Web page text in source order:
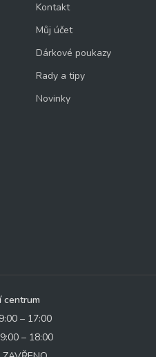
Kontakt
Můj účet
Dárkové poukazy
Rady a tipy
Novinky
centrum
– 17:00
– 18:00